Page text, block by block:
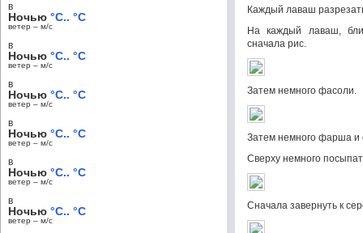
Каждый лаваш
На каждый лаваш,
сначала рис.
Затем немного фасоли.
Затем немного фарша и
Сверху немного
Сначала завернуть к
в
Ночью °C.. °C
ветер – м/c
в
Ночью °C.. °C
ветер – м/c
в
Ночью °C.. °C
ветер – м/c
в
Ночью °C.. °C
ветер – м/c
в
Ночью °C.. °C
ветер – м/c
в
Ночью °C.. °C
ветер – м/c